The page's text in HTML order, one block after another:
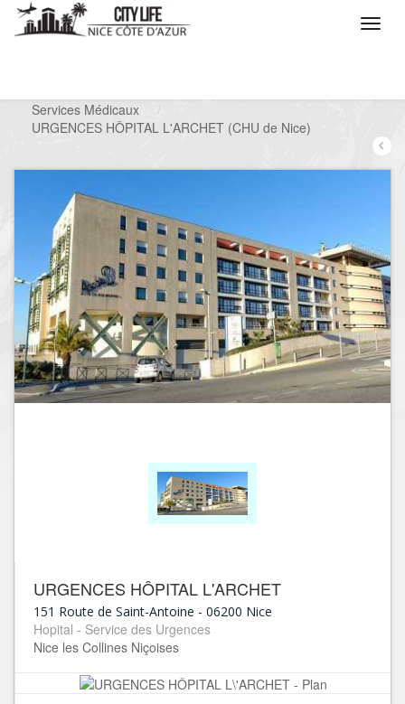
Services Médicaux
/
URGENCES HÔPITAL L'ARCHET (CHU de Nice)
URGENCES HÔPITAL L'ARCHET
151 Route de Saint-Antoine - 06200 Nice
Hopital - Service des Urgences
Nice les Collines Niçoises